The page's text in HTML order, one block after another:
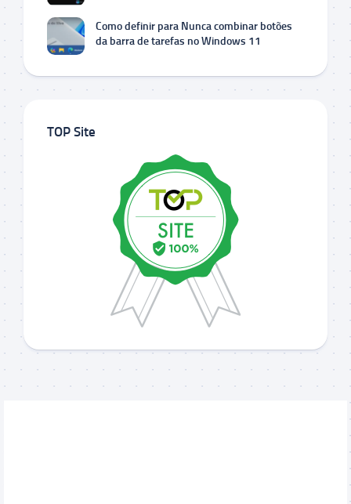
Como definir para Nunca combinar botões
da barra de tarefas no Windows 11
TOP Site